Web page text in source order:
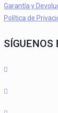
Garantía y
Política de
SÍGUENOS